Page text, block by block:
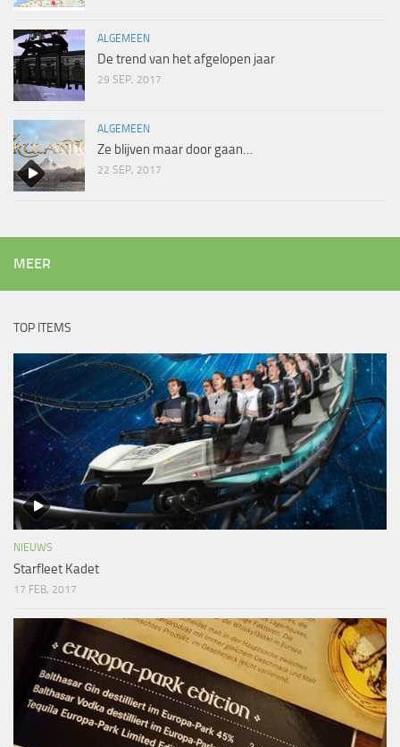
ALGEMEEN
De trend van het afgelopen jaar
29 SEP, 2017
ALGEMEEN
Ze blijven maar door gaan…
22 SEP, 2017
MEER
TOP ITEMS
NIEUWS
Starfleet Kadet
17 FEB, 2017